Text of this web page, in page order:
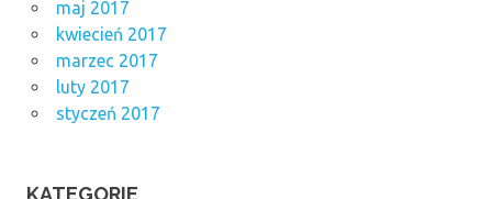
maj 2017
kwiecień 2017
marzec 2017
luty 2017
styczeń 2017
KATEGORIE